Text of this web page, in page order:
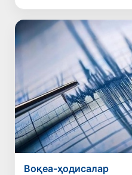
Воқеа-ҳодисалар